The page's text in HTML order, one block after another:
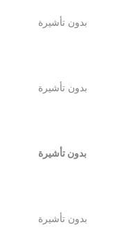
بدون تأشيرة
بدون تأشيرة
بدون تأشيرة
بدون تأشيرة